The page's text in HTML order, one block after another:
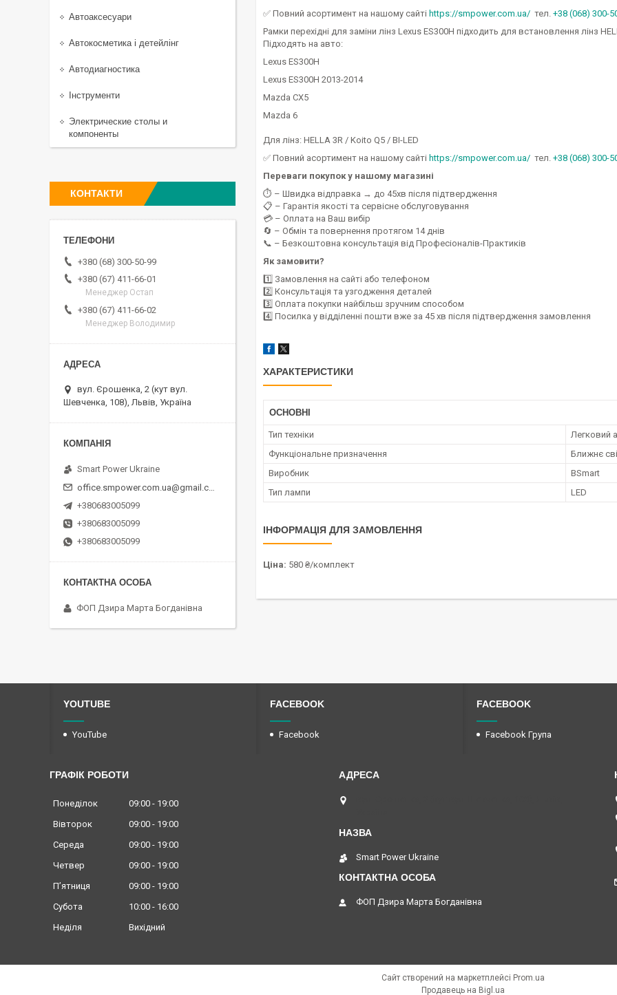
✅ Повний асортимент на нашому сайті https://smpower.com.ua/ тел. +38 (068) 300-
Рамки перехідні для заміни лінз Lexus ES300H підходить для встановлення лінз
Підходять на авто:
Lexus ES300H
Lexus ES300H 2013-2014
Mazda CX5
Mazda 6
Для лінз: HELLA 3R / Koito Q5 / BI-LED
✅ Повний асортимент на нашому сайті https://smpower.com.ua/ тел. +38 (068) 300-
Переваги покупок у нашому магазині
⏱️ – Швидка відправка → до 45хв після підтвердження
📋 – Гарантія якості та сервісне обслуговування
💳 – Оплата на Ваш вибір
🔄 – Обмін та повернення протягом 14 днів
📞 – Безкоштовна консультація від Професіоналів-Практиків
Як замовити?
1️⃣ Замовлення на сайті або телефоном
2️⃣ Консультація та узгодження деталей
3️⃣ Оплата покупки найбільш зручним способом
4️⃣ Посилка у відділенні пошти вже за 45 хв після підтвердження замовлення
ХАРАКТЕРИСТИКИ
ОСНОВНІ
Тип техніки
Легковий
Функціональне призначення
Ближнє
Виробник
BSmart
Тип лампи
LED
ІНФОРМАЦІЯ ДЛЯ ЗАМОВЛЕННЯ
Ціна: 580 ₴/комплект
Автоаксесуари
Автокосметика і детейлінг
Автодиагностика
Інструменти
Электрические столы и
компоненты
КОНТАКТИ
+380 (68) 300-50-99
+380 (67) 411-66-01
Менеджер Остап
+380 (67) 411-66-02
Менеджер Володимир
вул. Єрошенка, 2 (кут вул.
Шевченка, 108), Львів, Україна
Smart Power Ukraine
+380683005099
+380683005099
+380683005099
ФОП Дзира Марта Богданівна
YOUTUBE
YouTube
FACEBOOK
Facebook
FACEBOOK
Facebook Група
ГРАФІК РОБОТИ
Понеділок 09:00
19:00
Вівторок
09:00
19:00
Середа
09:00
19:00
Четвер
09:00
19:00
Пʼятниця
09:00
19:00
Субота
10:00
16:00
Неділя
Вихідний
Smart Power Ukraine
ФОП Дзира Марта Богданівна
Сайт створений на маркетплейсі Prom.ua
Продавець на Bigl.ua